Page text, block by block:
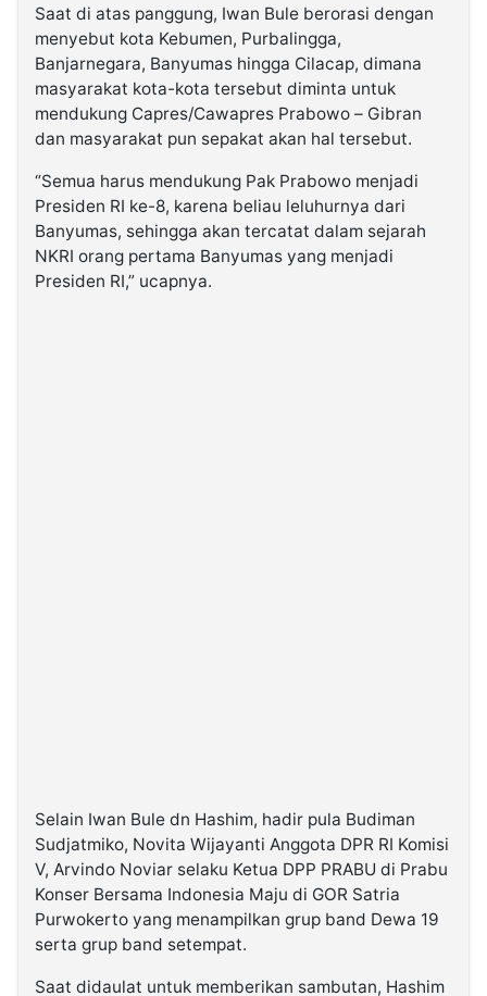
Saat di atas panggung, Iwan Bule berorasi dengan
menyebut kota Kebumen, Purbalingga,
Banjarnegara, Banyumas hingga Cilacap, dimana
masyarakat kota-kota tersebut diminta untuk
mendukung Capres/Cawapres Prabowo – Gibran
dan masyarakat pun sepakat akan hal tersebut.
“Semua harus mendukung Pak Prabowo menjadi
Presiden RI ke-8, karena beliau leluhurnya dari
Banyumas, sehingga akan tercatat dalam sejarah
NKRI orang pertama Banyumas yang menjadi
Presiden RI,” ucapnya.
Selain Iwan Bule dn Hashim, hadir pula Budiman
Sudjatmiko, Novita Wijayanti Anggota DPR RI Komisi
V, Arvindo Noviar selaku Ketua DPP PRABU di Prabu
Konser Bersama Indonesia Maju di GOR Satria
Purwokerto yang menampilkan grup band Dewa 19
serta grup band setempat.
Saat didaulat untuk memberikan sambutan, Hashim